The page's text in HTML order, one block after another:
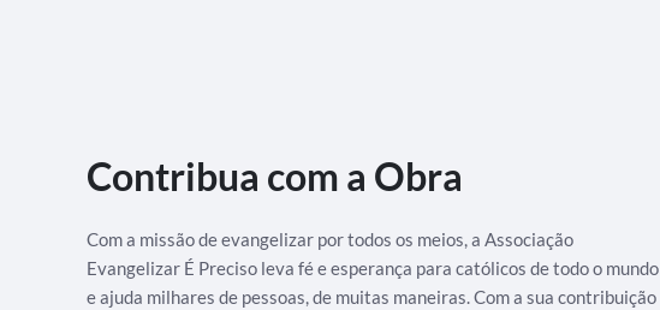
Contribua com a Obra
Com a missão de evangelizar por todos os meios, a Associação
Evangelizar É Preciso leva fé e esperança para católicos de todo o mundo
e ajuda milhares de pessoas, de muitas maneiras. Com a sua contribuição